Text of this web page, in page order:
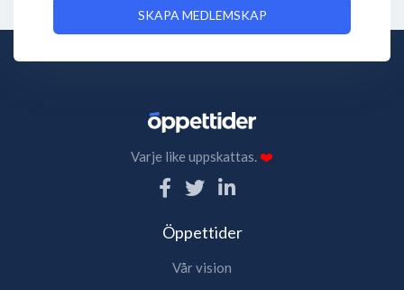
SKAPA MEDLEMSKAP
Varje like uppskattas.❤️
Öppettider
Vår vision